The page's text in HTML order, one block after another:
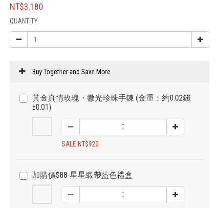
NT$3,180
QUANTITY
Buy Together and Save More
黃金真情玫瑰・微光珍珠手鍊 (金重：約0.02錢
±0.01)
SALE NT$920
加購價$88-星星緞帶藍色禮盒